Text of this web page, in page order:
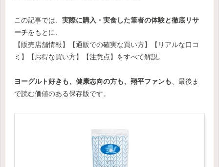
この記事では、 実際に購入・実食した筆者の体験と徹底リサ
ーチをもとに、
【販売店舗情報】【通販での確実な買い方】【リアルな口コ
ミ】【お得な買い方】【注意点】をすべて解説。
ヨーグルト好きも、健康志向の方も、翔平ファンも 、最後ま
で読む価値のある保存版です。